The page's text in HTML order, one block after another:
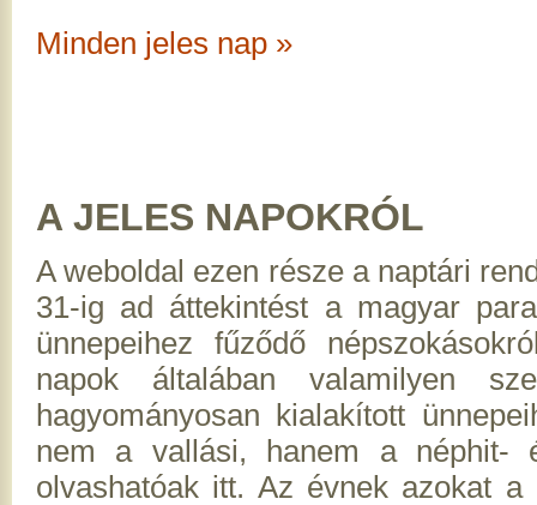
Minden jeles nap »
A JELES NAPOKRÓL
A weboldal ezen része a naptári
31-ig ad áttekintést a magyar
ünnepeihez fűződő
napok általában valamilyen
hagyományosan kialakított
nem a vallási, hanem a néphit-
olvashatóak itt. Az évnek azokat